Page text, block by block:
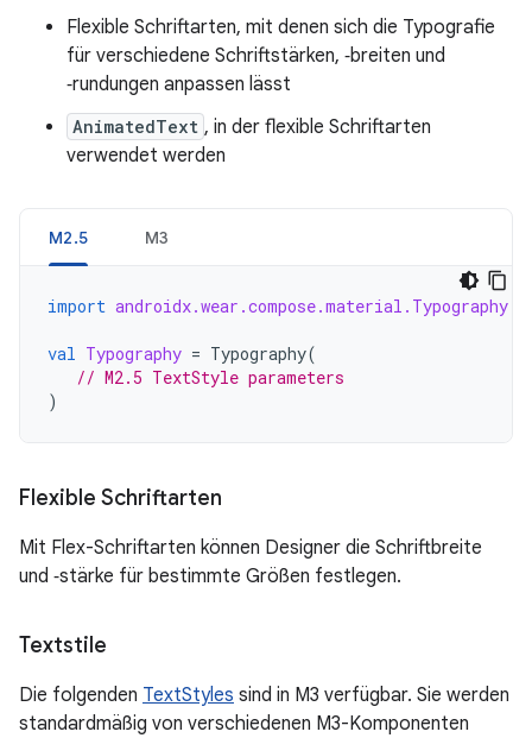
Flexible Schriftarten, mit denen sich die Typografie
für verschiedene Schriftstärken, ‑breiten und
‑rundungen anpassen lässt
AnimatedText , in der flexible Schriftarten
verwendet werden
M2.5 M3
import androidx.wear.compose.material.Typography
val Typography = Typography(
// M2.5 TextStyle parameters
)
Flexible Schriftarten
Mit Flex-Schriftarten können Designer die Schriftbreite
und ‑stärke für bestimmte Größen festlegen.
Textstile
Die folgenden TextStyles sind in M3 verfügbar. Sie werden
standardmäßig von verschiedenen M3-Komponenten